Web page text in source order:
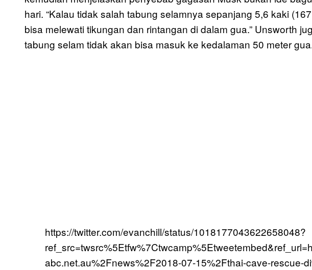
hari. “Kalau tidak salah tabung selamnya sepanjang 5,6 kaki
bisa melewati tikungan dan rintangan di dalam gua.” Unsworth
tabung selam tidak akan bisa masuk ke kedalaman 50 meter
https://twitter.com/evanchill/status/1018177043622658048?
abc.net.au%2Fnews%2F2018-07-15%2Fthai-cave-rescue-